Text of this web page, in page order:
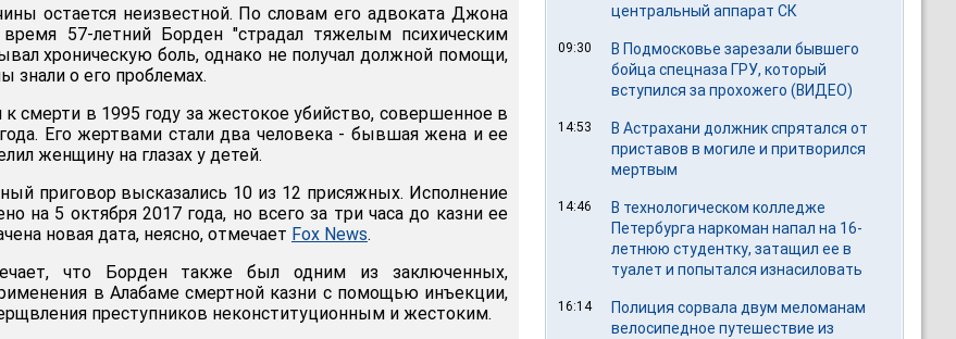
остается неизвестной. По словам его адвоката Джона
57-летний Борден "страдал тяжелым психическим
хроническую боль, однако не получал должной помощи,
знали о его проблемах.
смерти в 1995 году за жестокое убийство, совершенное в
Его жертвами стали два человека - бывшая жена и ее
женщину на глазах у детей.
приговор высказались 10 из 12 присяжных. Исполнение
на 5 октября 2017 года, но всего за три часа до казни ее
новая дата, неясно, отмечает Fox News.
что Борден также был одним из заключенных,
в Алабаме смертной казни с помощью инъекции,
преступников неконституционным и жестоким.
центральный аппарат СК
09:30
В Подмосковье зарезали бывшего
бойца спецназа ГРУ, который
вступился за прохожего (ВИДЕО)
14:53
В Астрахани должник спрятался от
приставов в могиле и притворился
мертвым
14:46
В технологическом колледже
Петербурга наркоман напал на 16-
летнюю студентку, затащил ее в
туалет и попытался изнасиловать
16:14
Полиция сорвала двум меломанам
велосипедное путешествие из